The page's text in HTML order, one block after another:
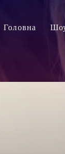
Головна